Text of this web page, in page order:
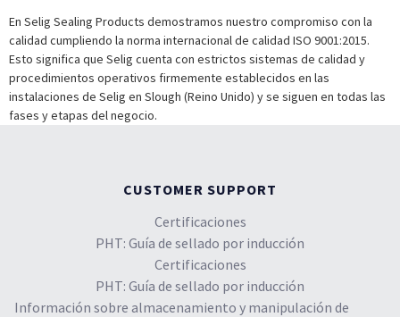
de
En Selig Sealing Products demostramos nuestro compromiso con la
calidad cumpliendo la norma internacional de calidad ISO 9001:2015.
Esto significa que Selig cuenta con estrictos sistemas de calidad y
procedimientos operativos firmemente establecidos en las
instalaciones de Selig en Slough (Reino Unido) y se siguen en todas las
fases y etapas del negocio.
CUSTOMER SUPPORT
Certificaciones
PHT: Guía de sellado por inducción
Certificaciones
PHT: Guía de sellado por inducción
Información sobre almacenamiento y manipulación de